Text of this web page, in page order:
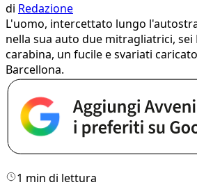
di Redazione
L'uomo, intercettato lungo
nella sua auto due mitragliatrici, sei
carabina, un fucile e svariati
Barcellona.
1 min di lettura